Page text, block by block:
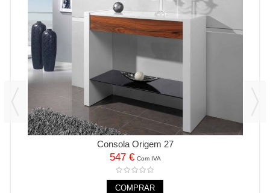
Consola Origem 27
547 € Com IVA
COMPRAR